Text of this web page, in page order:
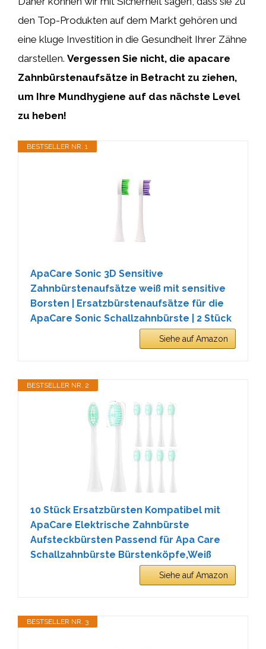
den Top-Produkten auf dem Markt gehören und
eine kluge Investition in die Gesundheit Ihrer Zähne
darstellen. Vergessen Sie nicht, die apacare
Zahnbürstenaufsätze in Betracht zu ziehen,
um Ihre Mundhygiene auf das nächste Level
zu heben!
BESTSELLER NR. 1
ApaCare Sonic 3D Sensitive
Zahnbürstenaufsätze weiß mit sensitive
Borsten | Ersatzbürstenaufsätze für die
ApaCare Sonic Schallzahnbürste | 2 Stück
Siehe auf Amazon
BESTSELLER NR. 2
10 Stück Ersatzbürsten Kompatibel mit
ApaCare Elektrische Zahnbürste
Aufsteckbürsten Passend für Apa Care
Schallzahnbürste Bürstenköpfe,Weiß
Siehe auf Amazon
BESTSELLER NR. 3